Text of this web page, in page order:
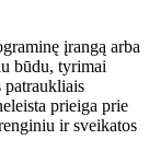
įrangą arba
būdu, tyrimai
prieiga prie
ir sveikatos